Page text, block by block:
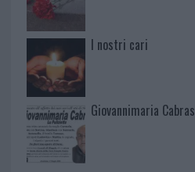
I nostri cari
Giovannimaria Cabras